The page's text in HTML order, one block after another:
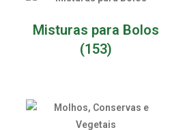
Misturas para Bolos
(153)